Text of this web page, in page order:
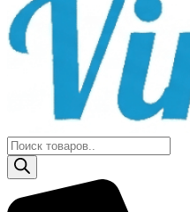
Поиск
товаров